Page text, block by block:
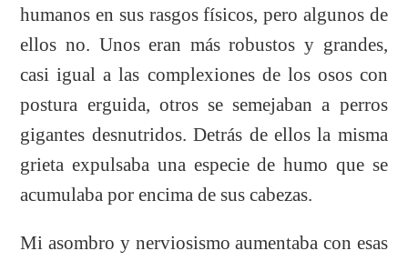
humanos en sus rasgos físicos, pero algunos de
ellos no. Unos eran más robustos y grandes,
casi igual a las complexiones de los osos con
postura erguida, otros se semejaban a perros
gigantes desnutridos. Detrás de ellos la misma
grieta expulsaba una especie de humo que se
acumulaba por encima de sus cabezas.
Mi asombro y nerviosismo aumentaba con esas